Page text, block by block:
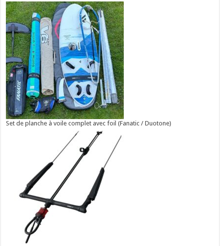
Set de planche à voile complet avec foil (Fanatic / Duotone)